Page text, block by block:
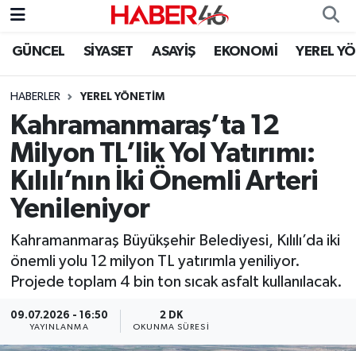
GÜNCEL SİYASET ASAYİŞ EKONOMİ YEREL
HABERLER YEREL YÖNETİM
Kahramanmaraş’ta 12
Milyon TL’lik Yol Yatırımı:
Kılılı’nın İki Önemli Arteri
Yenileniyor
Kahramanmaraş Büyükşehir Belediyesi, Kılılı’da iki
önemli yolu 12 milyon TL yatırımla yeniliyor.
Projede toplam 4 bin ton sıcak asfalt kullanılacak.
09.07.2026 - 16:50
YAYINLANMA
2 DK
OKUNMA SÜRESI
GÜNCEL
SİYASET
EKONOMİ
SPOR
YAŞAM
TEKNOLOJİ
EĞİTİM
Nöbetçi Eczaneler
Hava Durumu
Kahramanmaraş Namaz Vakitleri
Trafik Durumu
Süper Lig Puan Durumu ve Fikstür
Tüm Manşetler
Haber Arşivi